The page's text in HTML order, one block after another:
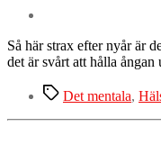
Så här strax efter nyår är
det är svårt att hålla
Etiketter
Det mentala,